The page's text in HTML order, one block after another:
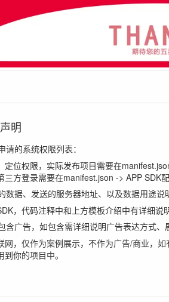
明
请的系统权限列表：
定位权限，实际发布项目需要在
三方登录需要在manifest.json -> APP SDK
数据、发送的服务器地址、以及数据用途说
，代码注释中和上方模板介绍中有详细说
含广告，如包含需详细说明广告表达方式、
网，仅作为案例展示，不作为广告/商业，
你的项目中。